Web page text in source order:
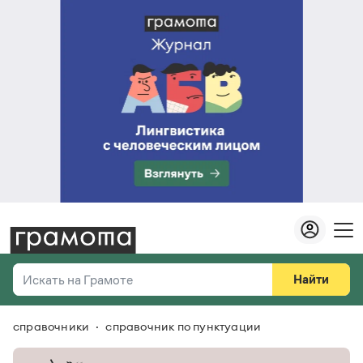
Искать на Грамоте
Справочная служба
Найти
Везде
справочники справочник по пунктуации